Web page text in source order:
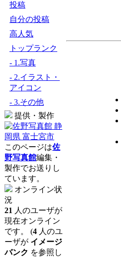
投稿
自分の投稿
高人気
トップランク
- 1.写真
- 2.イラスト・
アイコン
- 3.その他
提供・製作
このページは佐
野写真館編集・
製作でお送りし
ています。
オンライン状
況
21 人のユーザが
現在オンライン
です。 (4 人のユ
ーザが イメージ
バンク を参照し